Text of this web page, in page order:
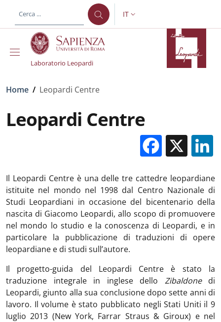
al contenuto principale
SELETTORE LINGUA:
IT
Laboratorio Leopardi
Briciole di pane
Home / Leopardi Centre
Leopardi Centre
X
Il Leopardi Centre è una delle tre cattedre leopardiane
istituite nel mondo nel 1998 dal Centro Nazionale di
Studi Leopardiani in occasione del bicentenario della
nascita di Giacomo Leopardi, allo scopo di promuovere
nel mondo lo studio e la conoscenza di Leopardi, e in
particolare la pubblicazione di traduzioni di opere
leopardiane e di studi sull’autore.
Il progetto-guida del Leopardi Centre è stato la
traduzione integrale in inglese dello Zibaldonedi
Leopardi, giunto alla sua conclusione dopo sette anni di
lavoro. Il volume è stato pubblicato negli Stati Uniti il 9
luglio 2013 (New York, Farrar Straus & Giroux) e nel